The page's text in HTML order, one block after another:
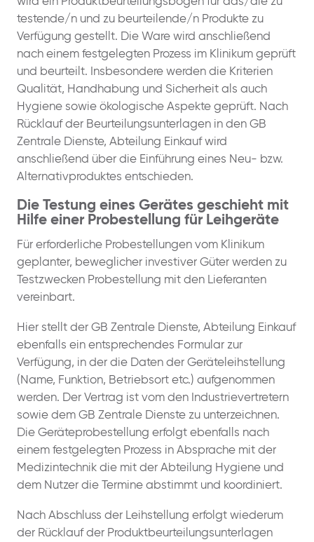
testende/n und zu beurteilende/n Produkte zu
Verfügung gestellt. Die Ware wird anschließend
nach einem festgelegten Prozess im Klinikum geprüft
und beurteilt. Insbesondere werden die Kriterien
Qualität, Handhabung und Sicherheit als auch
Hygiene sowie ökologische Aspekte geprüft. Nach
Rücklauf der Beurteilungsunterlagen in den GB
Zentrale Dienste, Abteilung Einkauf wird
anschließend über die Einführung eines Neu- bzw.
Alternativproduktes entschieden.
Die Testung eines Gerätes geschieht mit
Hilfe einer Probestellung für Leihgeräte
Für erforderliche Probestellungen vom Klinikum
geplanter, beweglicher investiver Güter werden zu
Testzwecken Probestellung mit den Lieferanten
vereinbart.
Hier stellt der GB Zentrale Dienste, Abteilung Einkauf
ebenfalls ein entsprechendes Formular zur
Verfügung, in der die Daten der Geräteleihstellung
(Name, Funktion, Betriebsort etc.) aufgenommen
werden. Der Vertrag ist vom den Industrievertretern
sowie dem GB Zentrale Dienste zu unterzeichnen.
Die Geräteprobestellung erfolgt ebenfalls nach
einem festgelegten Prozess in Absprache mit der
Medizintechnik die mit der Abteilung Hygiene und
dem Nutzer die Termine abstimmt und koordiniert.
Nach Abschluss der Leihstellung erfolgt wiederum
der Rücklauf der Produktbeurteilungsunterlagen